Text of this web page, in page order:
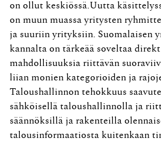
on ollut keskiössä.Uutta
on muun muassa yritysten
ja suuriin yrityksiin. Suomalaisen
kannalta on tärkeää soveltaa
mahdollisuuksia riittävän
liian monien kategorioiden ja
Taloushallinnon tehokkuus
sähköisellä taloushallinnolla ja
säännöksillä ja rakenteilla
talousinformaatiosta kuitenkaan